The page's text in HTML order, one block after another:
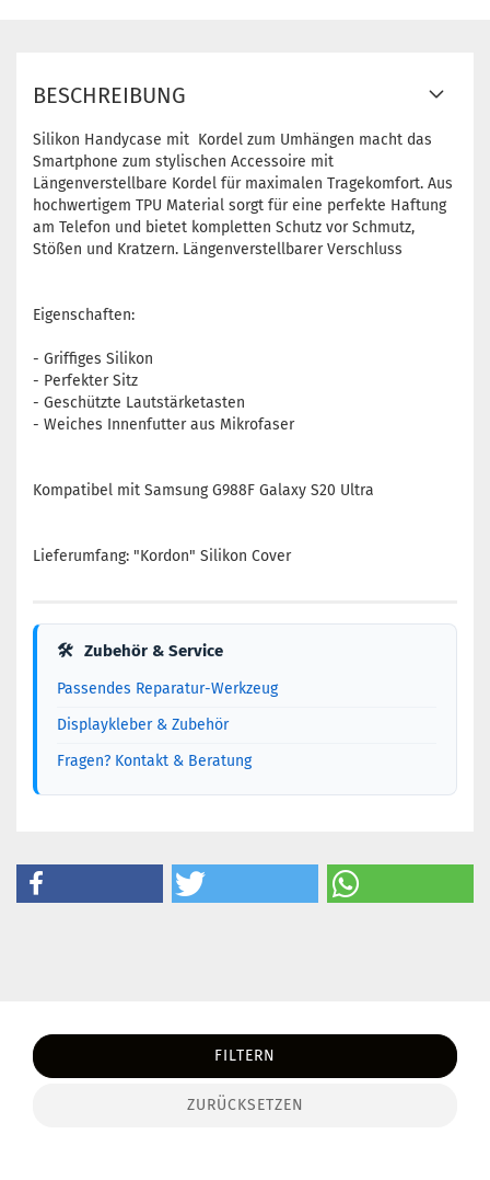
BESCHREIBUNG
Silikon Handycase mit Kordel zum Umhängen macht das
Smartphone zum stylischen Accessoire mit
Längenverstellbare Kordel für maximalen Tragekomfort. Aus
hochwertigem TPU Material sorgt für eine perfekte Haftung
am Telefon und bietet kompletten Schutz vor Schmutz,
Stößen und Kratzern. Längenverstellbarer Verschluss
Eigenschaften:
- Griffiges Silikon
- Perfekter Sitz
- Geschützte Lautstärketasten
- Weiches Innenfutter aus Mikrofaser
Kompatibel mit Samsung G988F Galaxy S20 Ultra
Lieferumfang: "Kordon" Silikon Cover
🛠 Zubehör & Service
Passendes Reparatur-Werkzeug
Displaykleber & Zubehör
Fragen? Kontakt & Beratung
FILTERN
ZURÜCKSETZEN